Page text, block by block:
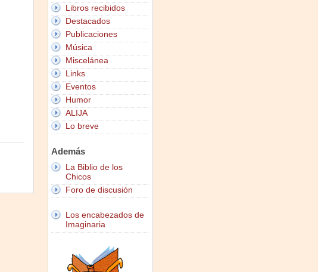
Libros recibidos
Destacados
Publicaciones
Música
Miscelánea
Links
Eventos
Humor
ALIJA
Lo breve
Además
La Biblio de los
Chicos
Foro de discusión
Los encabezados de
Imaginaria